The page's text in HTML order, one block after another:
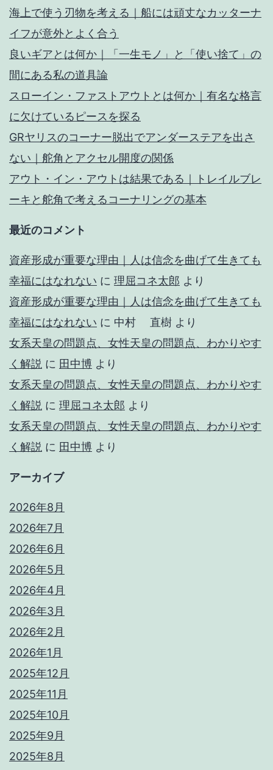
海上で使う刃物を考える｜船には頑丈なカッターナ
イフが意外とよく合う
良いギアとは何か｜「一生モノ」と「使い捨て」の
間にある私の道具論
スローイン・ファストアウトとは何か｜有名な格言
に欠けているピースを探る
GRヤリスのコーナー脱出でアンダーステアを出さ
ない｜舵角とアクセル開度の関係
アウト・イン・アウトは結果である｜トレイルブレ
ーキと舵角で考えるコーナリングの基本
最近のコメント
資産形成が重要な理由｜人は信念を曲げて生きても
幸福にはなれない に 理屈コネ太郎 より
資産形成が重要な理由｜人は信念を曲げて生きても
幸福にはなれない に 中村 直樹 より
女系天皇の問題点、女性天皇の問題点、わかりやす
く解説 に 田中博 より
女系天皇の問題点、女性天皇の問題点、わかりやす
く解説 に 理屈コネ太郎 より
女系天皇の問題点、女性天皇の問題点、わかりやす
く解説 に 田中博 より
アーカイブ
2026年8月
2026年7月
2026年6月
2026年5月
2026年4月
2026年3月
2026年2月
2026年1月
2025年12月
2025年11月
2025年10月
2025年9月
2025年8月